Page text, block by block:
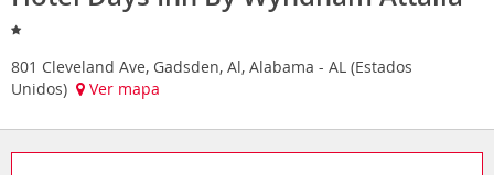
801 Cleveland Ave, Gadsden, Al, Alabama - AL (Estados
Unidos)
Ver mapa